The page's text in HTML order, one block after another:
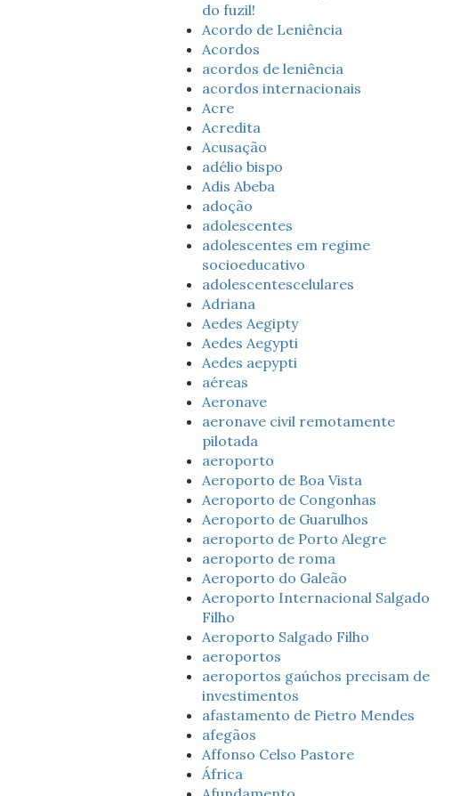
do fuzil!
Acordo de Leniência
Acordos
acordos de leniência
acordos internacionais
Acre
Acredita
Acusação
adélio bispo
Adis Abeba
adoção
adolescentes
adolescentes em regime
socioeducativo
adolescentescelulares
Adriana
Aedes Aegipty
Aedes Aegypti
Aedes aepypti
aéreas
Aeronave
aeronave civil remotamente
pilotada
aeroporto
Aeroporto de Boa Vista
Aeroporto de Congonhas
Aeroporto de Guarulhos
aeroporto de Porto Alegre
aeroporto de roma
Aeroporto do Galeão
Aeroporto Internacional Salgado
Filho
Aeroporto Salgado Filho
aeroportos
aeroportos gaúchos precisam de
investimentos
afastamento de Pietro Mendes
afegãos
Affonso Celso Pastore
África